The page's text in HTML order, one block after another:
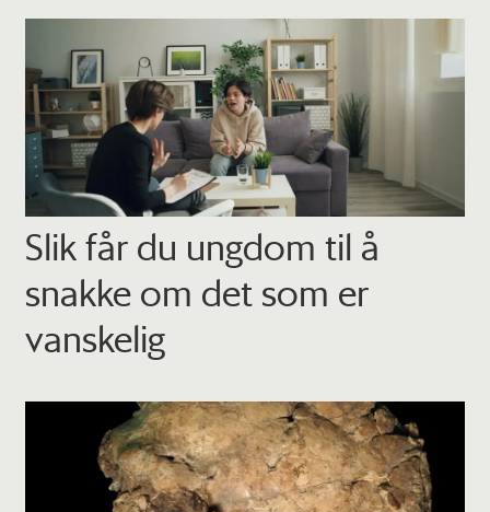
Slik får du ungdom til å
snakke om det som er
vanskelig